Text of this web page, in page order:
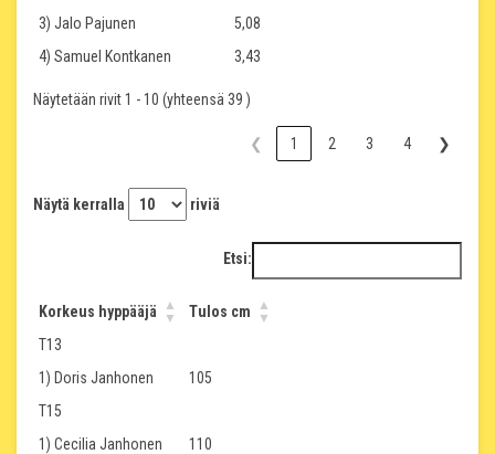
3) Jalo Pajunen
5,08
4) Samuel Kontkanen
3,43
Näytetään rivit 1 - 10 (yhteensä 39 )
❮ 1 2 3 4 ❯
Näytä kerralla riviä
Etsi:
Korkeus hyppääjä
Tulos cm
T13
1) Doris Janhonen
105
T15
1) Cecilia Janhonen
110